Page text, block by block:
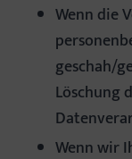
Wenn die
geschah/
Löschung
Wenn wir